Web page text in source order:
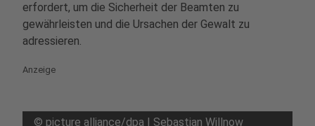
erfordert, um die Sicherheit der Beamten zu
gewährleisten und die Ursachen der Gewalt zu
adressieren.
Anzeige
© picture alliance/dpa | Sebastian Willnow